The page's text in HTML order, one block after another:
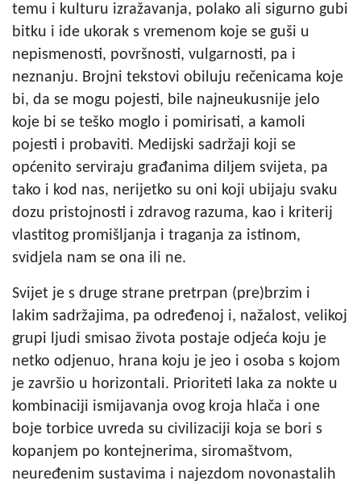
temu i kulturu izražavanja, polako ali sigurno gubi
bitku i ide ukorak s vremenom koje se guši u
nepismenosti, površnosti, vulgarnosti, pa i
neznanju. Brojni tekstovi obiluju rečenicama koje
bi, da se mogu pojesti, bile najneukusnije jelo
koje bi se teško moglo i pomirisati, a kamoli
pojesti i probaviti. Medijski sadržaji koji se
općenito serviraju građanima diljem svijeta, pa
tako i kod nas, nerijetko su oni koji ubijaju svaku
dozu pristojnosti i zdravog razuma, kao i kriterij
vlastitog promišljanja i traganja za istinom,
svidjela nam se ona ili ne.
Svijet je s druge strane pretrpan (pre)brzim i
lakim sadržajima, pa određenoj i, nažalost, velikoj
grupi ljudi smisao života postaje odjeća koju je
netko odjenuo, hrana koju je jeo i osoba s kojom
je završio u horizontali. Prioriteti laka za nokte u
kombinaciji ismijavanja ovog kroja hlača i one
boje torbice uvreda su civilizaciji koja se bori s
kopanjem po kontejnerima, siromaštvom,
neuređenim sustavima i najezdom novonastalih